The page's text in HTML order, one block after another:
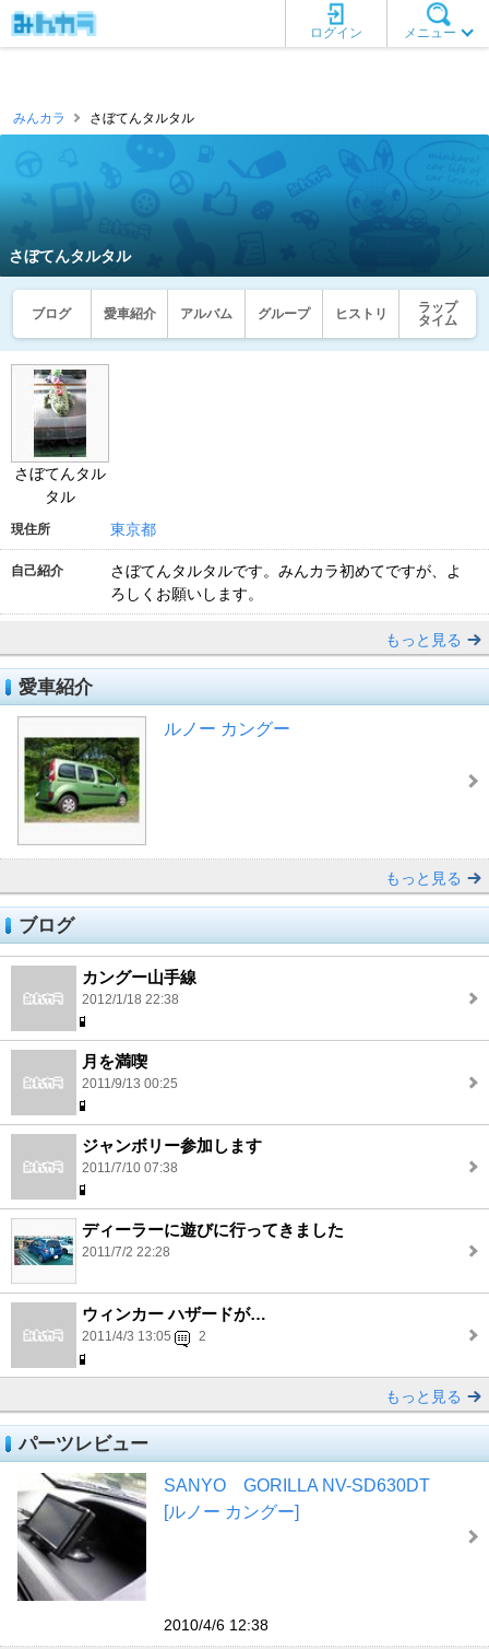
メニュー
ログイン
みんカラ さぼてんタルタル
さぼてんタルタル
ブログ 愛車紹介 アルバム グループ ヒストリ
ラップ
タイム
さぼてんタル
タル
現住所 東京都
自己紹介
さぼてんタルタルです。みんカラ初めてですが、よ
ろしくお願いします。
もっと見る
愛車紹介
ルノー カングー
もっと見る
ブログ
カングー山手線
2012/1/18 22:38
月を満喫
2011/9/13 00:25
ジャンボリー参加します
2011/7/10 07:38
ディーラーに遊びに行ってきました
2011/7/2 22:28
ウィンカー ハザードが…
2011/4/3 13:05 2
もっと見る
パーツレビュー
SANYO GORILLA NV-SD630DT
[ルノー カングー]
2010/4/6 12:38